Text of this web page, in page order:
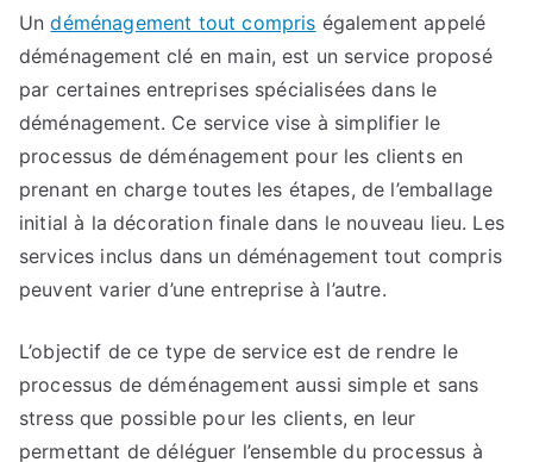
Undéménagement tout compris également appelé
déménagement clé en main, est un service proposé
par certaines entreprises spécialisées dans le
déménagement. Ce service vise à simplifier le
processus de déménagement pour les clients en
prenant en charge toutes les étapes, de l’emballage
initial à la décoration finale dans le nouveau lieu. Les
services inclus dans un déménagement tout compris
peuvent varier d’une entreprise à l’autre.
L’objectif de ce type de service est de rendre le
processus de déménagement aussi simple et sans
stress que possible pour les clients, en leur
permettant de déléguer l’ensemble du processus à